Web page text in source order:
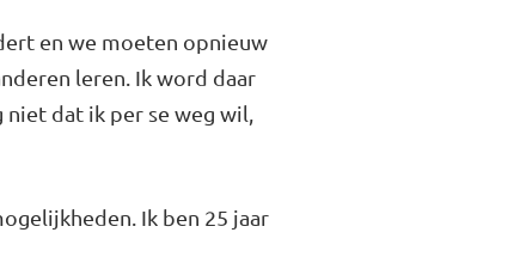
en we moeten opnieuw
leren. Ik word daar
dat ik per se weg wil,
Ik ben 25 jaar